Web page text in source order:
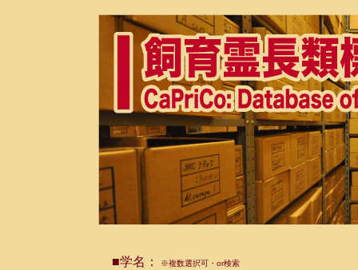
■学名： ※複数選択可・or検索